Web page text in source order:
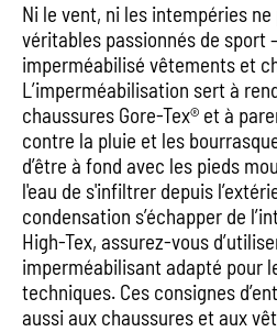
Ni le vent, ni les intempéries
véritables passionnés de sport
imperméabilisé vêtements et
L’imperméabilisation sert à
chaussures Gore-Tex® et à
contre la pluie et les
d’être à fond avec les pieds
l'eau de s'infiltrer depuis
condensation s’échapper de
High-Tex, assurez-vous
imperméabilisant adapté pour
techniques. Ces consignes
aussi aux chaussures et aux